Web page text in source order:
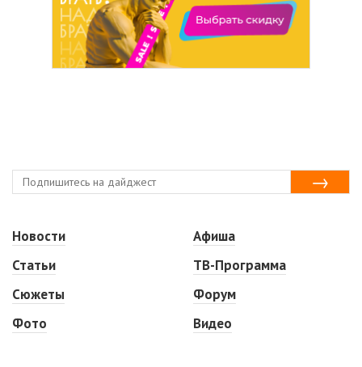
Новости
Статьи
Сюжеты
Фото
Афиша
ТВ-Программа
Форум
Видео